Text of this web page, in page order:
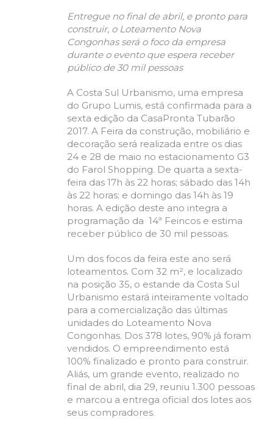
Entregue no final de abril, e pronto para
construir, o Loteamento Nova
Congonhas será o foco da empresa
durante o evento que espera receber
público de 30 mil pessoas
A Costa Sul Urbanismo, uma empresa
do Grupo Lumis, está confirmada para a
sexta edição da CasaPronta Tubarão
2017. A Feira da construção, mobiliário e
decoração será realizada entre os dias
24 e 28 de maio no estacionamento G3
do Farol Shopping. De quarta a sexta-
feira das 17h às 22 horas; sábado das 14h
às 22 horas; e domingo das 14h às 19
horas. A edição deste ano integra a
programação da 14ª Feincos e estima
receber público de 30 mil pessoas.
Um dos focos da feira este ano será
loteamentos. Com 32 m², e localizado
na posição 35, o estande da Costa Sul
Urbanismo estará inteiramente voltado
para a comercialização das últimas
unidades do Loteamento Nova
Congonhas. Dos 378 lotes, 90% já foram
vendidos. O empreendimento está
100% finalizado e pronto para construir.
Aliás, um grande evento, realizado no
final de abril, dia 29, reuniu 1.300 pessoas
e marcou a entrega oficial dos lotes aos
seus compradores.